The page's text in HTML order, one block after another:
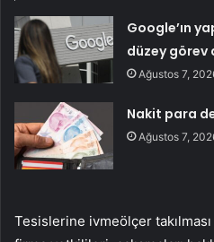
Google’ın
düzey görev
Ağustos 7,
Nakit para
Ağustos 7,
Tesislerine ivmeölçer